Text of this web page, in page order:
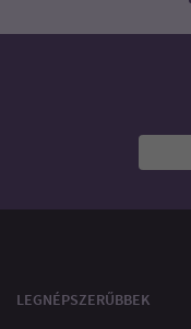
LEGNÉPSZERŰBBEK